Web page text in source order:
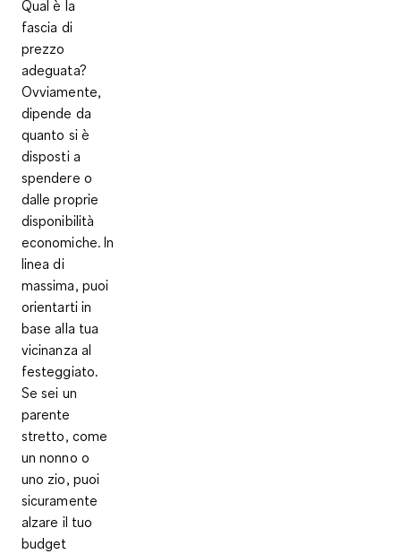
Qual è la
fascia di
prezzo
adeguata?
Ovviamente,
dipende da
quanto si è
disposti a
spendere o
dalle proprie
disponibilità
economiche. In
linea di
massima, puoi
orientarti in
base alla tua
vicinanza al
festeggiato.
Se sei un
parente
stretto, come
un nonno o
uno zio, puoi
sicuramente
alzare il tuo
budget